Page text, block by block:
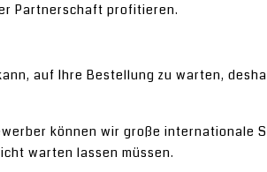
Partnerschaft profitieren.
auf Ihre Bestellung zu warten,
können wir große internationale
warten lassen müssen.